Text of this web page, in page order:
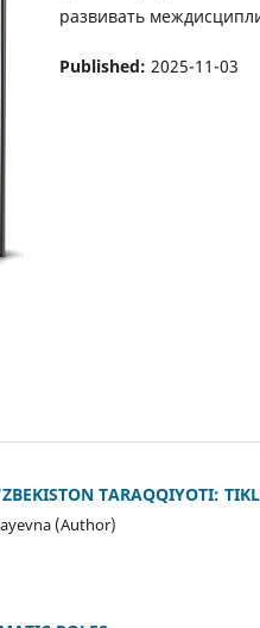
развивать
Published: 2025-11-03
TARAQQIYOTI:
(Author)